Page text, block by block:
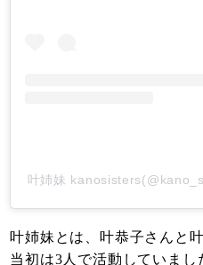
叶姉妹
叶姉妹とは、叶恭子さんと
当初は3人で活動していまし